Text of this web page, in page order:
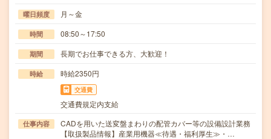
曜日頻度 月～金
時間 08:50～17:50
期間 長期でお仕事できる方、大歓迎！
時給 時給2350円
交通費
交通費規定内支給
仕事内容
CADを用いた送変盤まわりの配管カバー等の設備設計業務
【取扱製品情報】産業用機器≪待遇・福利厚生≫・…